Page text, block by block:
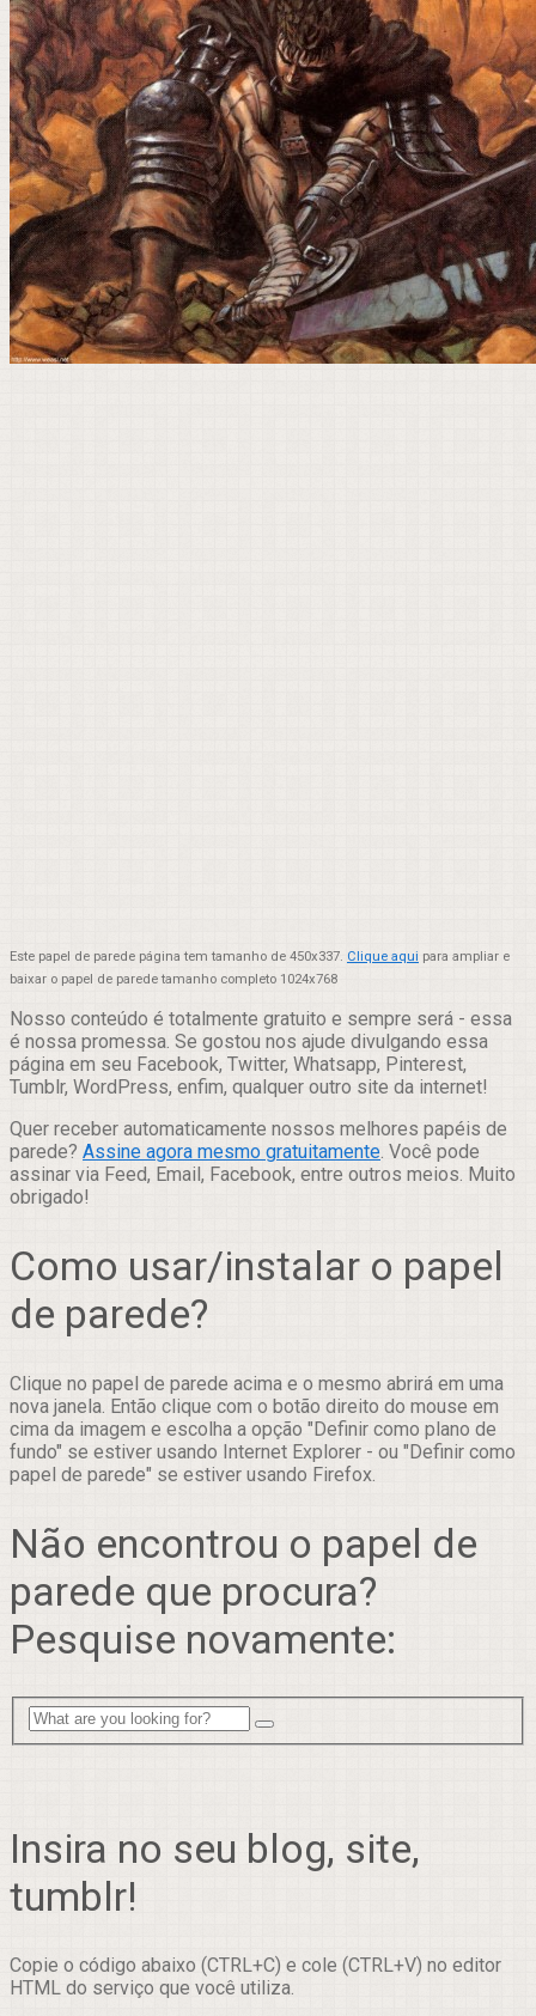
Este papel de parede página tem tamanho de 450x337. Clique aqui para ampliar e
baixar o papel de parede tamanho completo 1024x768
Nosso conteúdo é totalmente gratuito e sempre será - essa
é nossa promessa. Se gostou nos ajude divulgando essa
página em seu Facebook, Twitter, Whatsapp, Pinterest,
Tumblr, WordPress, enfim, qualquer outro site da internet!
Quer receber automaticamente nossos melhores papéis de
parede? Assine agora mesmo gratuitamente. Você pode
assinar via Feed, Email, Facebook, entre outros meios. Muito
obrigado!
Como usar/instalar o papel
de parede?
Clique no papel de parede acima e o mesmo abrirá em uma
nova janela. Então clique com o botão direito do mouse em
cima da imagem e escolha a opção "Definir como plano de
fundo" se estiver usando Internet Explorer - ou "Definir como
papel de parede" se estiver usando Firefox.
Não encontrou o papel de
parede que procura?
Pesquise novamente:
Insira no seu blog, site,
tumblr!
Copie o código abaixo (CTRL+C) e cole (CTRL+V) no editor
HTML do serviço que você utiliza.